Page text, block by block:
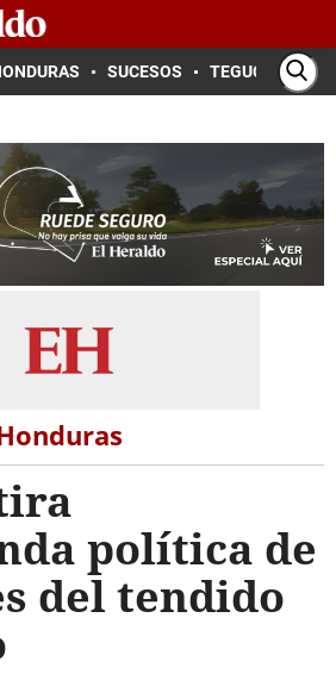
SUCESOS TEGUCIGALPA
política de
del tendido